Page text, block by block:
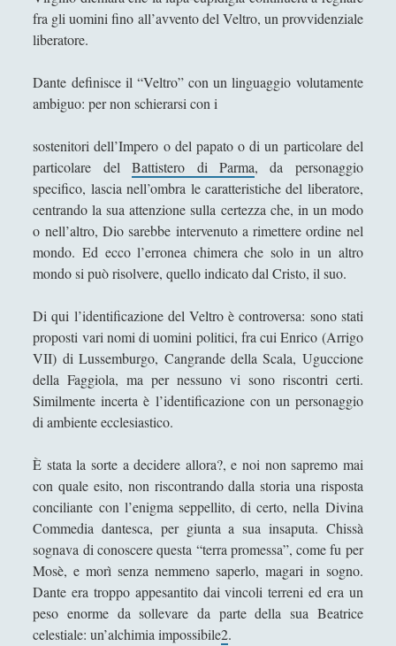
► Utilità
► Venere in Cornice
ARTICOLI PER AUTORE
Alberto Labellarte
Alessandro Giorgi
Alice Manzoni
Andrea Bardazzi
Andrea Corona
Andrea Zeppi
Brad Smith
Chiara Cozzi
Cosimo Meneguzzo
Danilo Mallò
Dario Maestripieri
Emanuele Franz
Enrico Pili
Federica Mazzocchini
Francesco Margoni
fra gli uomini fino all’avvento del Veltro, un provvidenziale
liberatore.
Dante definisce il “Veltro” con un linguaggio volutamente
ambiguo: per non schierarsi con i
sostenitori dell’Impero o del papato o di un particolare del
particolare delBattistero di Parma, da personaggio
specifico, lascia nell’ombra le caratteristiche del liberatore,
centrando la sua attenzione sulla certezza che, in un modo
o nell’altro, Dio sarebbe intervenuto a rimettere ordine nel
mondo. Ed ecco l’erronea chimera che solo in un altro
mondo si può risolvere, quello indicato dal Cristo, il suo.
Di qui l’identificazione del Veltro è controversa: sono stati
proposti vari nomi di uomini politici, fra cui Enrico (Arrigo
VII) di Lussemburgo, Cangrande della Scala, Uguccione
della Faggiola, ma per nessuno vi sono riscontri certi.
Similmente incerta è l’identificazione con un personaggio
di ambiente ecclesiastico.
È stata la sorte a decidere allora?, e noi non sapremo mai
con quale esito, non riscontrando dalla storia una risposta
conciliante con l’enigma seppellito, di certo, nella Divina
Commedia dantesca, per giunta a sua insaputa. Chissà
sognava di conoscere questa “terra promessa”, come fu per
Mosè, e morì senza nemmeno saperlo, magari in sogno.
Dante era troppo appesantito dai vincoli terreni ed era un
peso enorme da sollevare da parte della sua Beatrice
celestiale: un’alchimia impossibile2.